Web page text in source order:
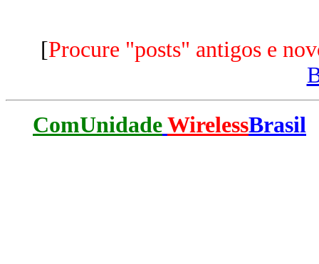
[Procure "posts" antigos e
ComUnidade WirelessBrasil